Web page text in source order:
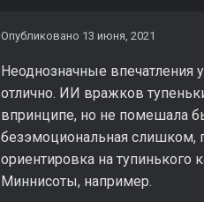
Опубликовано 13 июня, 2021
Неоднозначные впечатления
отлично. ИИ вражков
впринципе, но не помешала
безэмоциональная слишком,
ориентировка на тупинького
Миннисоты, например.